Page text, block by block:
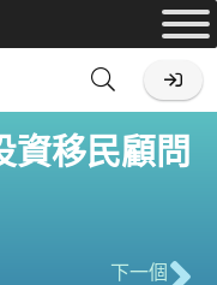
資移民顧問
下一個